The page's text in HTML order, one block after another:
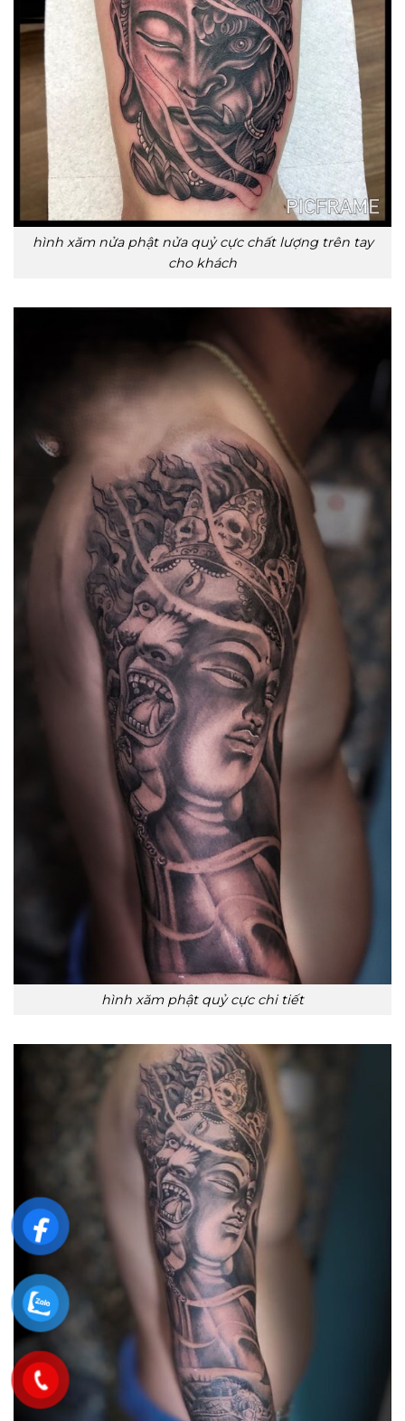
hình xăm nửa phật nửa quỷ cực chất lượng trên tay
cho khách
hình xăm phật quỷ cực chi tiết